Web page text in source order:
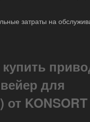
затраты на
для
KONSORT